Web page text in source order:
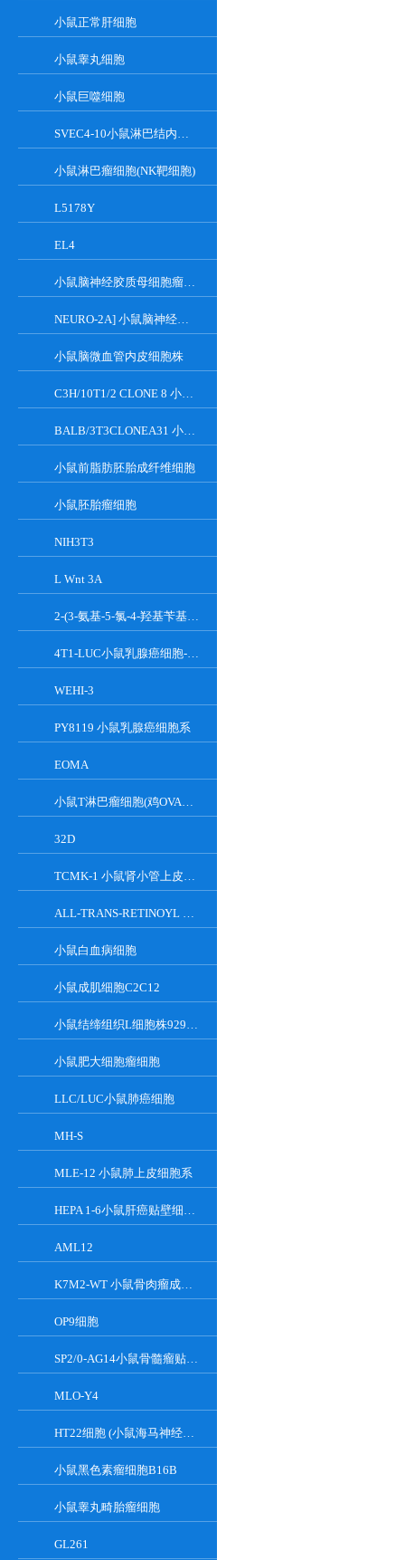
小鼠正常肝细胞
小鼠睾丸细胞
小鼠巨噬细胞
SVEC4-10小鼠淋巴结内皮细胞
小鼠淋巴瘤细胞(NK靶细胞)
L5178Y
EL4
小鼠脑神经胶质母细胞瘤瘤株
NEURO-2A] 小鼠脑神经瘤细胞
小鼠脑微血管内皮细胞株
C3H/10T1/2 CLONE 8 小鼠胚胎成纤维细胞系
BALB/3T3CLONEA31 小鼠胚胎成纤维细胞
小鼠前脂肪胚胎成纤维细胞
小鼠胚胎瘤细胞
NIH3T3
L Wnt 3A
2-(3-氨基-5-氯-4-羟基苄基)-1H-异吲哚-1,3(2H)-二酮
4T1-LUC小鼠乳腺癌细胞-荧光素酶标记
WEHI-3
PY8119 小鼠乳腺癌细胞系
EOMA
小鼠T淋巴瘤细胞(鸡OVA基因修饰)
32D
TCMK-1 小鼠肾小管上皮细胞系
ALL-TRANS-RETINOYL B-GLUCURONIDE
小鼠白血病细胞
小鼠成肌细胞C2C12
小鼠结缔组织L细胞株929克隆
小鼠肥大细胞瘤细胞
LLC/LUC小鼠肺癌细胞
MH-S
MLE-12 小鼠肺上皮细胞系
HEPA 1-6小鼠肝癌贴壁细胞系
AML12
K7M2-WT 小鼠骨肉瘤成骨细胞系
OP9细胞
SP2/0-AG14小鼠骨髓瘤贴壁细胞系
MLO-Y4
HT22细胞 (小鼠海马神经元细胞) (STR鉴定正确)
小鼠黑色素瘤细胞B16B
小鼠睾丸畸胎瘤细胞
GL261